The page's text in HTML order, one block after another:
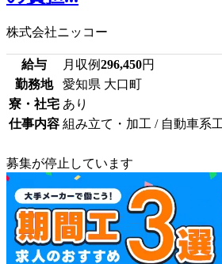
株式会社ニッコー
給与 月収例296,450円
勤務地
愛知県 大口町
寮・社宅 あり
仕事内容 組み立て・加工 / 自動車系
募集が停止しています